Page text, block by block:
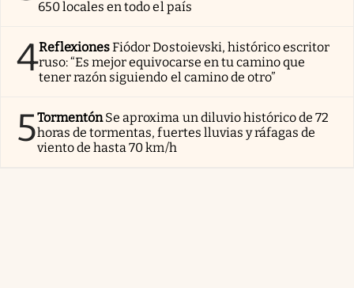
650 locales en todo el país
4ReflexionesFiódor Dostoievski, histórico escritor
ruso: “Es mejor equivocarse en tu camino que
tener razón siguiendo el camino de otro”
5TormentónSe aproxima un diluvio histórico de 72
horas de tormentas, fuertes lluvias y ráfagas de
viento de hasta 70 km/h